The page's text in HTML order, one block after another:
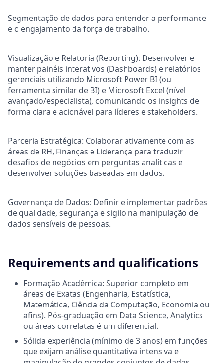
Segmentação de dados para entender a performance
e o engajamento da força de trabalho.
Visualização e Relatoria (Reporting): Desenvolver e
manter painéis interativos (Dashboards) e relatórios
gerenciais utilizando Microsoft Power BI (ou
ferramenta similar de BI) e Microsoft Excel (nível
avançado/especialista), comunicando os insights de
forma clara e acionável para líderes e stakeholders.
Parceria Estratégica: Colaborar ativamente com as
áreas de RH, Finanças e Liderança para traduzir
desafios de negócios em perguntas analíticas e
desenvolver soluções baseadas em dados.
Governança de Dados: Definir e implementar padrões
de qualidade, segurança e sigilo na manipulação de
dados sensíveis de pessoas.
Requirements and qualifications
Formação Acadêmica: Superior completo em
áreas de Exatas (Engenharia, Estatística,
Matemática, Ciência da Computação, Economia ou
afins). Pós-graduação em Data Science, Analytics
ou áreas correlatas é um diferencial.
Sólida experiência (mínimo de 3 anos) em funções
que exijam análise quantitativa intensiva e